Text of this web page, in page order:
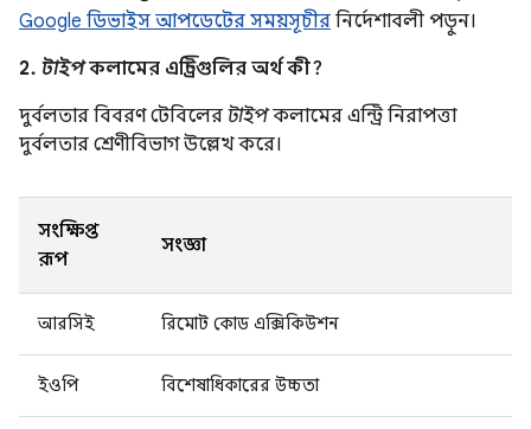
Google ডিভাইস আপডেটের সময়সূচীর নির্দেশাবলী পড়ুন।
2. টাইপকলামের এন্ট্রিগুলির অর্থ কী?
দুর্বলতার বিবরণ টেবিলের টাইপকলামের এন্ট্রি নিরাপত্তা
দুর্বলতার শ্রেণীবিভাগ উল্লেখ করে।
সংক্ষিপ্ত
রূপ
সংজ্ঞা
আরসিই রিমোট কোড এক্সিকিউশন
ইওপি বিশেষাধিকারের উচ্চতা